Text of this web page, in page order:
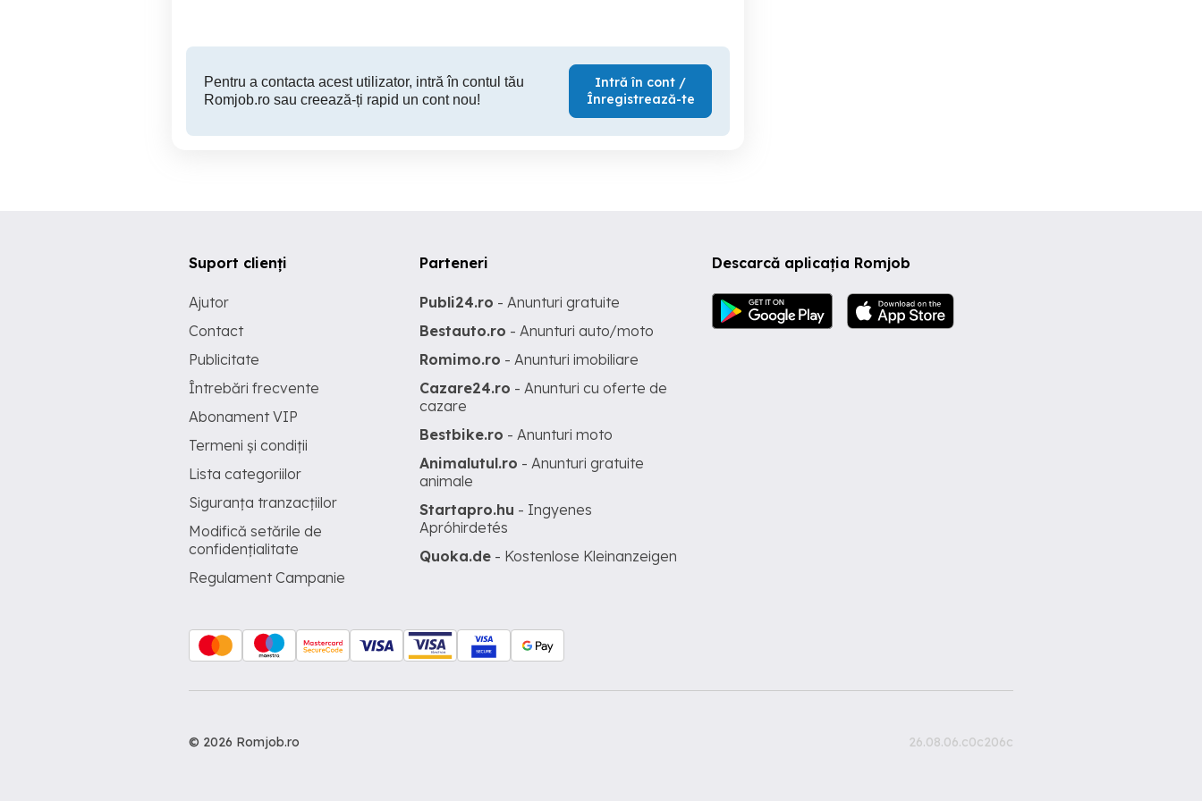
Pentru a contacta acest utilizator, intră în contul tău
Romjob.ro sau creează-ți rapid un cont nou!
Intră în cont /
Înregistrează-te
Descarcă aplicația Romjob
Suport clienți
Ajutor
Contact
Publicitate
Întrebări frecvente
Abonament VIP
Termeni și condiții
Lista categoriilor
Siguranța tranzacțiilor
Modifică setările de
confidențialitate
Regulament Campanie
Parteneri
Publi24.ro - Anunturi gratuite
Bestauto.ro - Anunturi auto/moto
Romimo.ro - Anunturi imobiliare
Cazare24.ro - Anunturi cu oferte de
cazare
Bestbike.ro - Anunturi moto
Animalutul.ro - Anunturi gratuite
animale
Startapro.hu - Ingyenes
Apróhirdetés
Quoka.de - Kostenlose Kleinanzeigen
© 2026 Romjob.ro 26.08.06.c0c206c